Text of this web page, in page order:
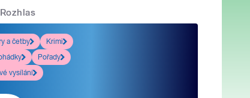
a četby
Krimi
Pořady
vysílání